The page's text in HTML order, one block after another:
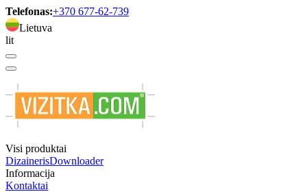
Telefonas:+370 677-62-739
Lietuva
lit
Visi produktai
DizainerisDownloader
Informacija
Kontaktai